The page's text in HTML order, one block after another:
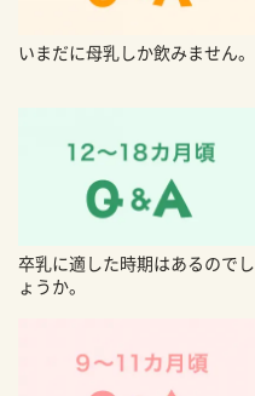
いまだに母乳しか飲みません。
卒乳に適した時期はあるのでし
ょうか。